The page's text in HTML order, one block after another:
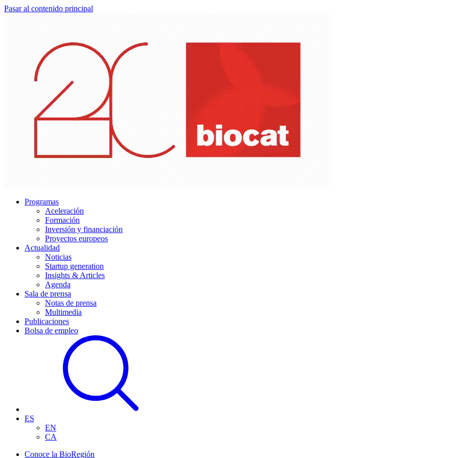
Pasar al contenido principal
Programas
Aceleración
Formación
Inversión y financiación
Proyectos europeos
Actualidad
Noticias
Startup generation
Insights & Articles
Agenda
Sala de prensa
Notas de prensa
Multimedia
Publicaciones
Bolsa de empleo
ES
EN
CA
Conoce la BioRegión